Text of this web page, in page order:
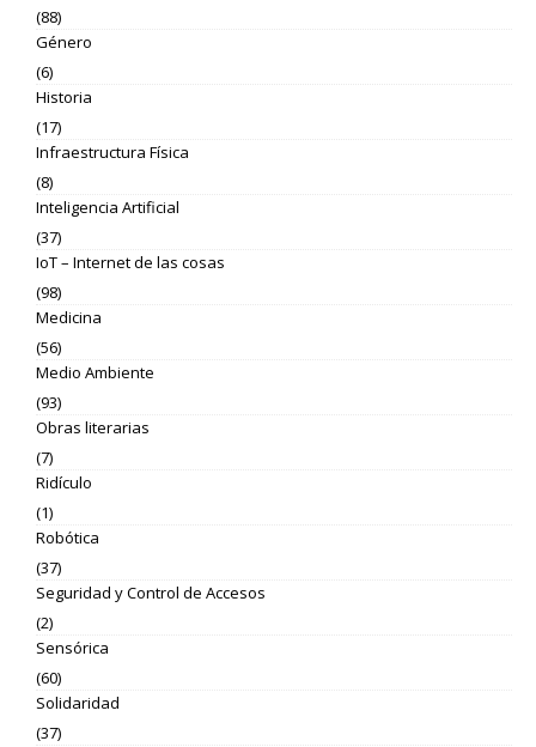
(88)
Género
(6)
Historia
(17)
Infraestructura Física
(8)
Inteligencia Artificial
(37)
IoT – Internet de las cosas
(98)
Medicina
(56)
Medio Ambiente
(93)
Obras literarias
(7)
Ridículo
(1)
Robótica
(37)
Seguridad y Control de Accesos
(2)
Sensórica
(60)
Solidaridad
(37)